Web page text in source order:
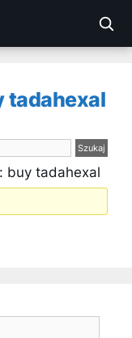
tadahexal
buy tadahexal